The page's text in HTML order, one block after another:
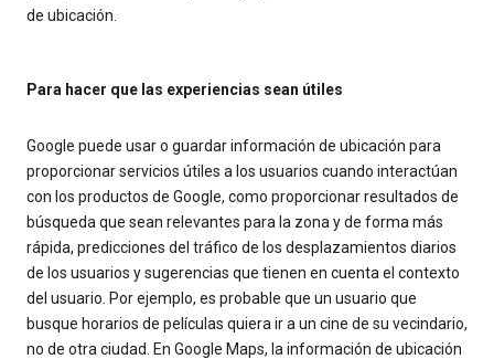
de ubicación.
Para hacer que las experiencias sean útiles
Google puede usar o guardar información de ubicación para
proporcionar servicios útiles a los usuarios cuando interactúan
con los productos de Google, como proporcionar resultados de
búsqueda que sean relevantes para la zona y de forma más
rápida, predicciones del tráfico de los desplazamientos diarios
de los usuarios y sugerencias que tienen en cuenta el contexto
del usuario. Por ejemplo, es probable que un usuario que
busque horarios de películas quiera ir a un cine de su vecindario,
no de otra ciudad. En Google Maps, la información de ubicación